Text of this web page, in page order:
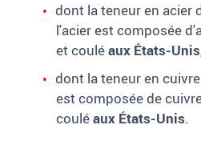
dont la teneur en acier
l'acier est composée
et couléaux États-Unis
dont la teneur en
est composée de
couléaux États-Unis.